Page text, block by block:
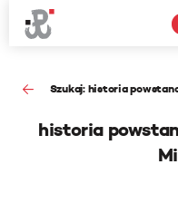
Szukaj: historia
historia